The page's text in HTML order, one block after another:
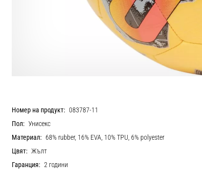
Номер на продукт: 083787-11
Пол: Унисекс
Материал: 68% rubber, 16% EVA, 10% TPU, 6% polyester
Цвят: Жълт
Гаранция: 2 години